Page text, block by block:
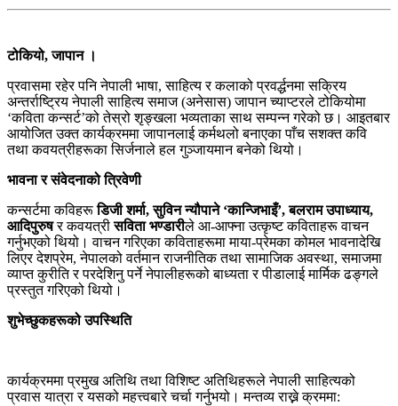
टोकियो, जापान ।
प्रवासमा रहेर पनि नेपाली भाषा, साहित्य र कलाको प्रवर्द्धनमा सक्रिय
अन्तर्राष्ट्रिय नेपाली साहित्य समाज (अनेसास) जापान च्याप्टरले टोकियोमा
‘कविता कन्सर्ट’को तेस्रो शृङ्खला भव्यताका साथ सम्पन्न गरेको छ। आइतबार
आयोजित उक्त कार्यक्रममा जापानलाई कर्मथलो बनाएका पाँच सशक्त कवि
तथा कवयत्रीहरूका सिर्जनाले हल गुञ्जायमान बनेको थियो।
भावना र संवेदनाको त्रिवेणी
कन्सर्टमा कविहरूडिजी शर्मा, सुविन न्यौपाने ‘कान्जिभाइँ’, बलराम उपाध्याय,
आदिपुरुषर कवयत्रीसविता भण्डारीले आ-आफ्ना उत्कृष्ट कविताहरू वाचन
गर्नुभएको थियो। वाचन गरिएका कविताहरूमा माया-प्रेमका कोमल भावनादेखि
लिएर देशप्रेम, नेपालको वर्तमान राजनीतिक तथा सामाजिक अवस्था, समाजमा
व्याप्त कुरीति र परदेशिनु पर्ने नेपालीहरूको बाध्यता र पीडालाई मार्मिक ढङ्गले
प्रस्तुत गरिएको थियो।
शुभेच्छुकहरूको उपस्थिति
कार्यक्रममा प्रमुख अतिथि तथा विशिष्ट अतिथिहरूले नेपाली साहित्यको
प्रवास यात्रा र यसको महत्त्वबारे चर्चा गर्नुभयो। मन्तव्य राख्ने क्रममा: